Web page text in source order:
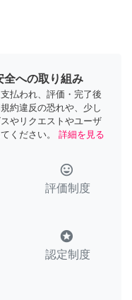
全への取り組み
払われ、評価・完了後
約違反の恐れや、少し
やリクエストやユーザ
ください。
詳細を見る
tag_faces
評価制度
stars
認定制度